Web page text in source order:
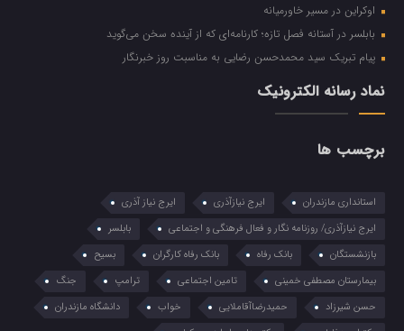
اوکراین در مسیر خاورمیانه
بابلسر در آستانه فصل تازه؛ کارنامه‌ای که از آینده سخن می‌گوید
پیام تبریک سید محمدحسن رضایی به مناسبت روز خبرنگار
نماد رسانه الکترونیک
برچسب ها
استانداری مازندران ایرج نیازآذری
ایرج نیاز آذری
ایرج نیازآذری/ روزنامه نگار و فعال فرهنگی و اجتماعی
بابلسر
بازنشستگان
بانک رفاه بانک رفاه کارگران
بسیح
بیمارستان مصطفی خمینی
تامین اجتماعی ترامپ
جنگ
حسن شیرزاد
حمیدرضاآقاملایی خواب
دانشگاه مازندران